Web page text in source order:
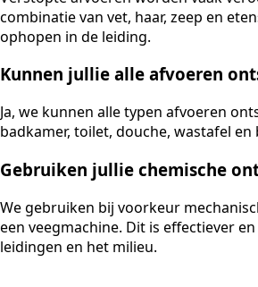
combinatie van vet, haar, zeep en
ophopen in de leiding.
Kunnen jullie alle afvoeren
Ja, we kunnen alle typen afvoeren
badkamer, toilet, douche, wastafel
Gebruiken jullie chemische
We gebruiken bij voorkeur
een veegmachine. Dit is effectiever
leidingen en het milieu.